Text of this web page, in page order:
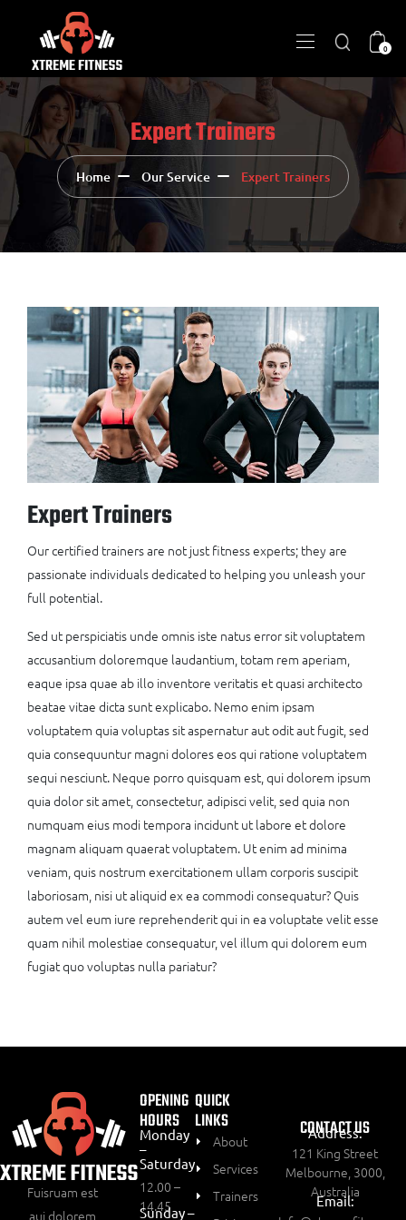
0
Expert Trainers
Home Our Service Expert Trainers
Expert Trainers
Our certified trainers are not just fitness experts; they are
passionate individuals dedicated to helping you unleash your
full potential.
Sed ut perspiciatis unde omnis iste natus error sit voluptatem
accusantium doloremque laudantium, totam rem aperiam,
eaque ipsa quae ab illo inventore veritatis et quasi architecto
beatae vitae dicta sunt explicabo. Nemo enim ipsam
voluptatem quia voluptas sit aspernatur aut odit aut fugit, sed
quia consequuntur magni dolores eos qui ratione voluptatem
sequi nesciunt. Neque porro quisquam est, qui dolorem ipsum
quia dolor sit amet, consectetur, adipisci velit, sed quia non
numquam eius modi tempora incidunt ut labore et dolore
magnam aliquam quaerat voluptatem. Ut enim ad minima
veniam, quis nostrum exercitationem ullam corporis suscipit
laboriosam, nisi ut aliquid ex ea commodi consequatur? Quis
autem vel eum iure reprehenderit qui in ea voluptate velit esse
quam nihil molestiae consequatur, vel illum qui dolorem eum
fugiat quo voluptas nulla pariatur?
Fuisruam est
aui dolorem
OPENING
HOURS
Monday
–
Saturday
12.00 –
14.45
Sunday –
QUICK
LINKS
About
Services
Trainers
CONTACT US
Address:
121 King Street
Melbourne, 3000,
Australia
Email: